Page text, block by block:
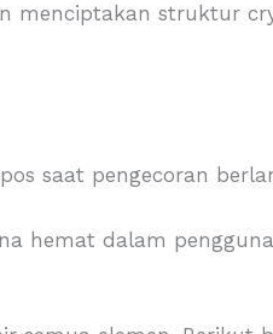
menciptakan struktur
saat pengecoran
hemat dalam